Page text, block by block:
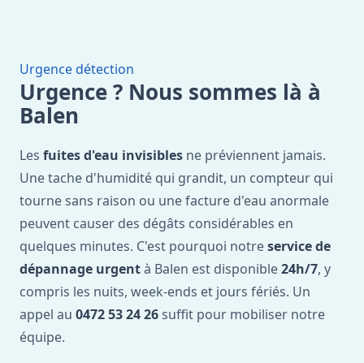
Urgence détection
Urgence ? Nous sommes là à
Balen
Les fuites d'eau invisibles ne préviennent jamais.
Une tache d'humidité qui grandit, un compteur qui
tourne sans raison ou une facture d'eau anormale
peuvent causer des dégâts considérables en
quelques minutes. C'est pourquoi notreservice de
dépannage urgentà Balen est disponible24h/7, y
compris les nuits, week-ends et jours fériés. Un
appel au 0472 53 24 26 suffit pour mobiliser notre
équipe.